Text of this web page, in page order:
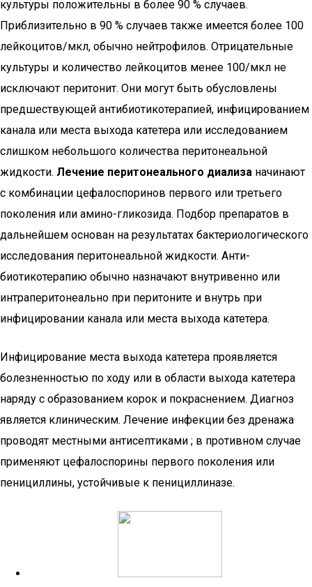
культуры положительны в более 90 % случаев.
Приблизительно в 90 % случаев также имеется более 100
лейкоцитов/мкл, обычно нейтрофилов. Отрицательные
культуры и количество лейкоцитов менее 100/мкл не
исключают перитонит. Они могут быть обусловлены
предшествующей антибиотикотерапией, инфицированием
канала или места выхода катетера или исследованием
слишком небольшого количества перитонеальной
жидкости. Лечение перитонеального диализа начинают
с комбинации цефалоспоринов первого или третьего
поколения или амино-гликозида. Подбор препаратов в
дальнейшем основан на результатах бактериологического
исследования перитонеальной жидкости. Анти-
биотикотерапию обычно назначают внутривенно или
интраперитонеально при перитоните и внутрь при
инфицировании канала или места выхода катетера.
Инфицирование места выхода катетера проявляется
болезненностью по ходу или в области выхода катетера
наряду с образованием корок и покраснением. Диагноз
является клиническим. Лечение инфекции без дренажа
проводят местными антисептиками ; в противном случае
применяют цефалоспорины первого поколения или
пенициллины, устойчивые к пенициллиназе.